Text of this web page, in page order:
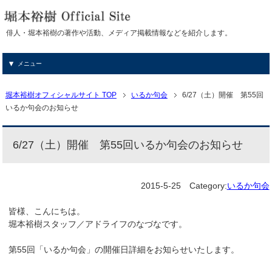
俳人・堀本裕樹の著作や活動、メディア掲載情報などを紹介します。
メニュー
堀本裕樹オフィシャルサイト TOP いるか句会
6/27（土）開催 第55回
いるか句会のお知らせ
6/27（土）開催 第55回いるか句会のお知らせ
2015-5-25Category:いるか句会
皆様、こんにちは。
堀本裕樹スタッフ／アドライフのなづなです。
第55回「いるか句会」の開催日詳細をお知らせいたします。